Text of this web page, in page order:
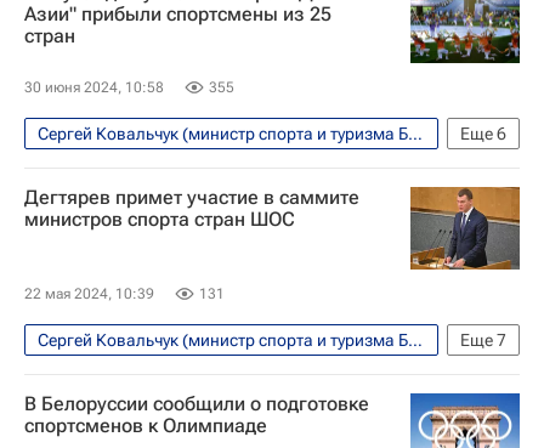
Всемирное антидопинговое агентство (WADA)
USADA
Международный олимпийский комитет (МОК)
Азии" прибыли спортсмены из 25
стран
30 июня 2024, 10:58 355
Еще6
Сергей Ковальчук (министр спорта и туризма Белоруссии)
Спорт
Казахстан Дети Азии
Якутск
Россия
Вокруг спорта
Дегтярев примет участие в саммите
министров спорта стран ШОС
22 мая 2024, 10:39 131
Еще7
Сергей Ковальчук (министр спорта и туризма Белоруссии)
Алма-Ата
Россия
Хабаровский край
Михаил Дегтярев
Олег Матыцин
ШОС
В Белоруссии сообщили о подготовке
спортсменов к Олимпиаде